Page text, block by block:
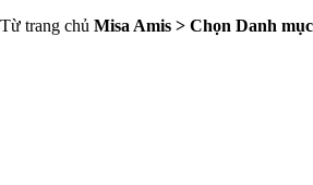
Từ trang chủ Misa Amis > Chọn Danh